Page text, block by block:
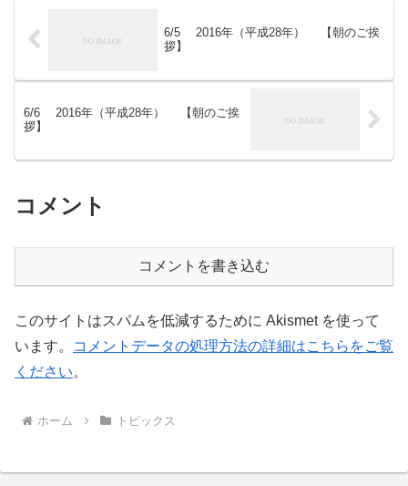
6/5 2016年（平成28年） 【朝のご挨
拶】
6/6 2016年（平成28年） 【朝のご挨
拶】
コメント
コメントを書き込む
このサイトはスパムを低減するために Akismet を使って
います。
コメントデータの処理方法の詳細はこちらをご覧
ください。
ホーム トピックス